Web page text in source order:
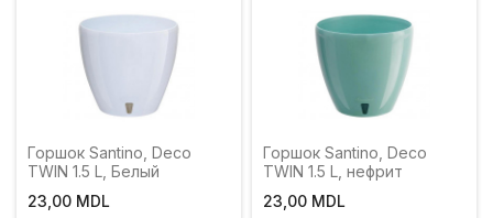
Горшок Santino, Deco
TWIN 1.5 L, Белый
23,00 MDL
Горшок Santino, Deco
TWIN 1.5 L, нефрит
23,00 MDL